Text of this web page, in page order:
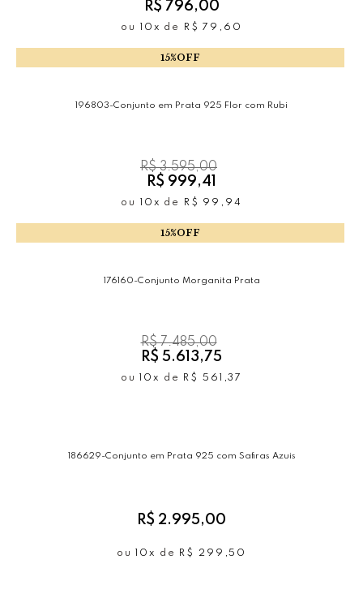
R$ 796,00
ou 10x de R$ 79,60
15%OFF
196803-Conjunto em Prata 925 Flor com Rubi
R$ 3.595,00
R$ 999,41
ou 10x de R$ 99,94
15%OFF
176160-Conjunto Morganita Prata
R$ 7.485,00
R$ 5.613,75
ou 10x de R$ 561,37
186629-Conjunto em Prata 925 com Safiras Azuis
R$ 2.995,00
ou 10x de R$ 299,50